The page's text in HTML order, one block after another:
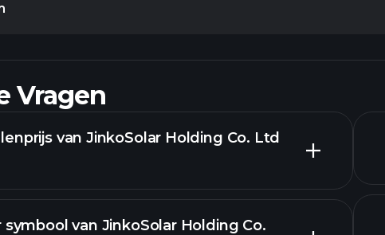
Vragen
van JinkoSolar Holding Co. Ltd
van JinkoSolar Holding Co.